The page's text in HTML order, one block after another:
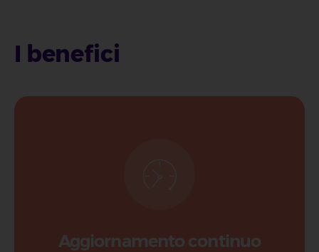
I benefici
Aggiornamento continuo